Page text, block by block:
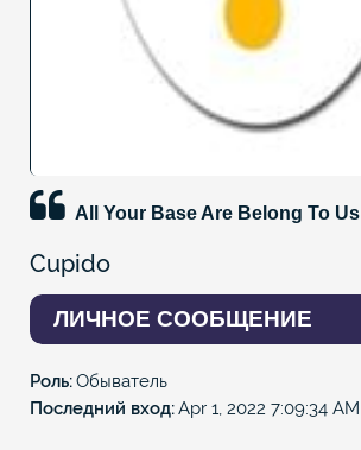
All Your Base Are Belong To Us
Cupido
ЛИЧНОЕ СООБЩЕНИЕ
Роль Обыватель
Последний вход Apr 1, 2022 7:09:34 AM